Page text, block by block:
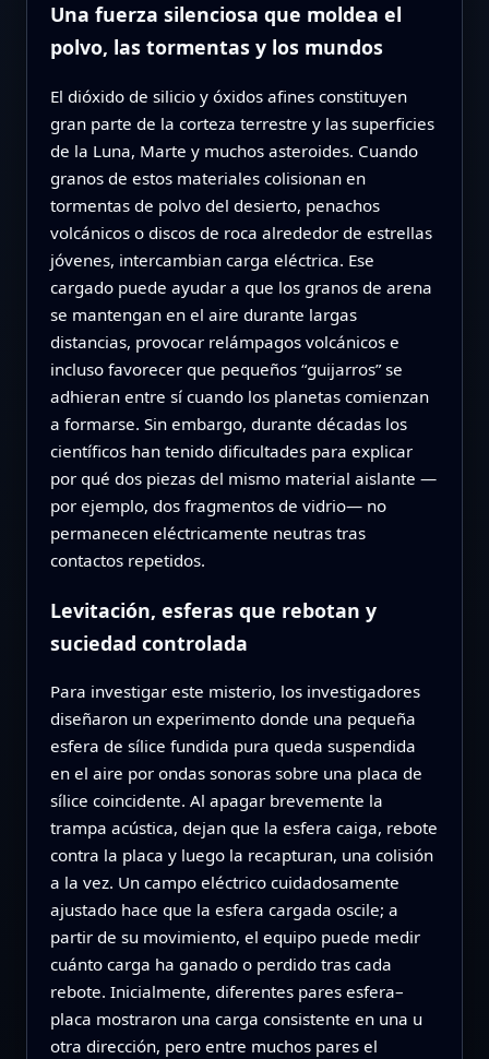
Una fuerza silenciosa que moldea el
polvo, las tormentas y los mundos
El dióxido de silicio y óxidos afines constituyen
gran parte de la corteza terrestre y las superficies
de la Luna, Marte y muchos asteroides. Cuando
granos de estos materiales colisionan en
tormentas de polvo del desierto, penachos
volcánicos o discos de roca alrededor de estrellas
jóvenes, intercambian carga eléctrica. Ese
cargado puede ayudar a que los granos de arena
se mantengan en el aire durante largas
distancias, provocar relámpagos volcánicos e
incluso favorecer que pequeños “guijarros” se
adhieran entre sí cuando los planetas comienzan
a formarse. Sin embargo, durante décadas los
científicos han tenido dificultades para explicar
por qué dos piezas del mismo material aislante —
por ejemplo, dos fragmentos de vidrio— no
permanecen eléctricamente neutras tras
contactos repetidos.
Levitación, esferas que rebotan y
suciedad controlada
Para investigar este misterio, los investigadores
diseñaron un experimento donde una pequeña
esfera de sílice fundida pura queda suspendida
en el aire por ondas sonoras sobre una placa de
sílice coincidente. Al apagar brevemente la
trampa acústica, dejan que la esfera caiga, rebote
contra la placa y luego la recapturan, una colisión
a la vez. Un campo eléctrico cuidadosamente
ajustado hace que la esfera cargada oscile; a
partir de su movimiento, el equipo puede medir
cuánto carga ha ganado o perdido tras cada
rebote. Inicialmente, diferentes pares esfera–
placa mostraron una carga consistente en una u
otra dirección, pero entre muchos pares el